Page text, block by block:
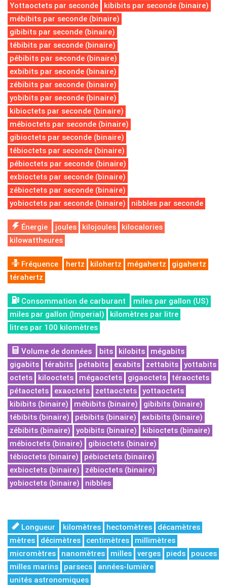
Yottaoctets par seconde
kibibits par seconde (binaire)
mébibits par seconde (binaire)
gibibits par seconde (binaire)
tébibits par seconde (binaire)
pébibits par seconde (binaire)
exbibits par seconde (binaire)
zébibits par seconde (binaire)
yobibits par seconde (binaire)
kibioctets par seconde (binaire)
mébioctets par seconde (binaire)
gibioctets par seconde (binaire)
tébioctets par seconde (binaire)
pébioctets par seconde (binaire)
exbioctets par seconde (binaire)
zébioctets par seconde (binaire)
yobioctets par seconde (binaire)
nibbles par seconde
Énergie joules kilojoules
kilocalories
kilowattheures
Fréquence hertz kilohertz mégahertz
gigahertz
térahertz
Consommation de carburant
miles par gallon (US)
miles par gallon (Imperial)
kilomètres par litre
litres par 100 kilomètres
Volume de données bits kilobits
mégabits
gigabits
térabits pétabits exabits zettabits
yottabits
octets
kilooctets mégaoctets gigaoctets
téraoctets
pétaoctets
exaoctets zettaoctets
yottaoctets
kibibits (binaire)
mébibits (binaire)
gibibits (binaire)
tébibits (binaire)
pébibits (binaire)
exbibits (binaire)
zébibits (binaire)
yobibits (binaire)
kibioctets (binaire)
mébioctets (binaire)
gibioctets (binaire)
tébioctets (binaire)
pébioctets (binaire)
exbioctets (binaire)
zébioctets (binaire)
yobioctets (binaire)
nibbles
Longueur kilomètres hectomètres
décamètres
mètres
décimètres centimètres
millimètres
micromètres
nanomètres milles verges pieds
pouces
milles marins
parsecs
années-lumière
unités astronomiques